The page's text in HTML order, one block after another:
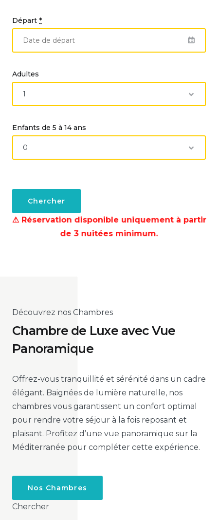
Départ *
Adultes
Enfants de 5 à 14 ans
Chercher
⚠ Réservation disponible uniquement à partir
de 3 nuitées minimum.
Découvrez nos Chambres
Chambre de Luxe avec Vue
Panoramique
Offrez-vous tranquillité et sérénité dans un cadre
élégant. Baignées de lumière naturelle, nos
chambres vous garantissent un confort optimal
pour rendre votre séjour à la fois reposant et
plaisant. Profitez d’une vue panoramique sur la
Méditerranée pour compléter cette expérience.
Nos Chambres
Chercher